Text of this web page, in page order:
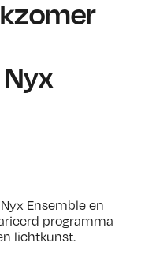
Ensemble en
programma
lichtkunst.